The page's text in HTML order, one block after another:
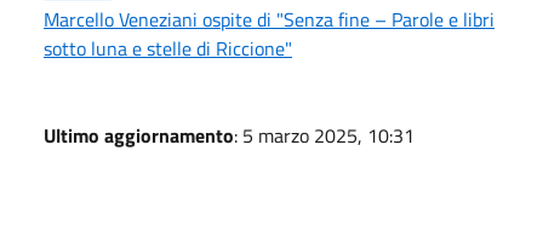
Marcello Veneziani ospite di "Senza fine – Parole e libri
sotto luna e stelle di Riccione"
Ultimo aggiornamento: 5 marzo 2025, 10:31